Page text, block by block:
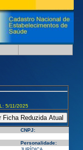
5/11/2025
CNPJ:
Personalidade: